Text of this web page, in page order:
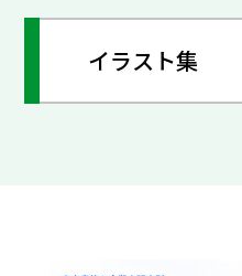
イラスト集